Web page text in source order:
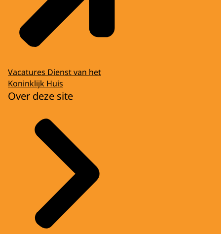
Vacatures Dienst van het
Koninklijk Huis
Over deze site